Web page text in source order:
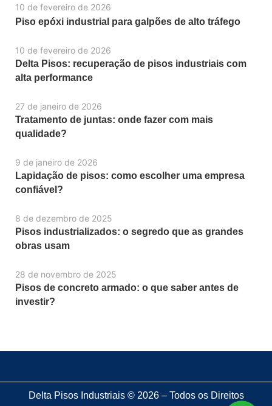
10 de fevereiro de 2026
Piso epóxi industrial para galpões de alto tráfego
10 de fevereiro de 2026
Delta Pisos: recuperação de pisos industriais com
alta performance
27 de janeiro de 2026
Tratamento de juntas: onde fazer com mais
qualidade?
9 de janeiro de 2026
Lapidação de pisos: como escolher uma empresa
confiável?
8 de dezembro de 2025
Pisos industrializados: o segredo que as grandes
obras usam
28 de novembro de 2025
Pisos de concreto armado: o que saber antes de
investir?
Delta Pisos Industriais © 2026 – Todos os Direitos